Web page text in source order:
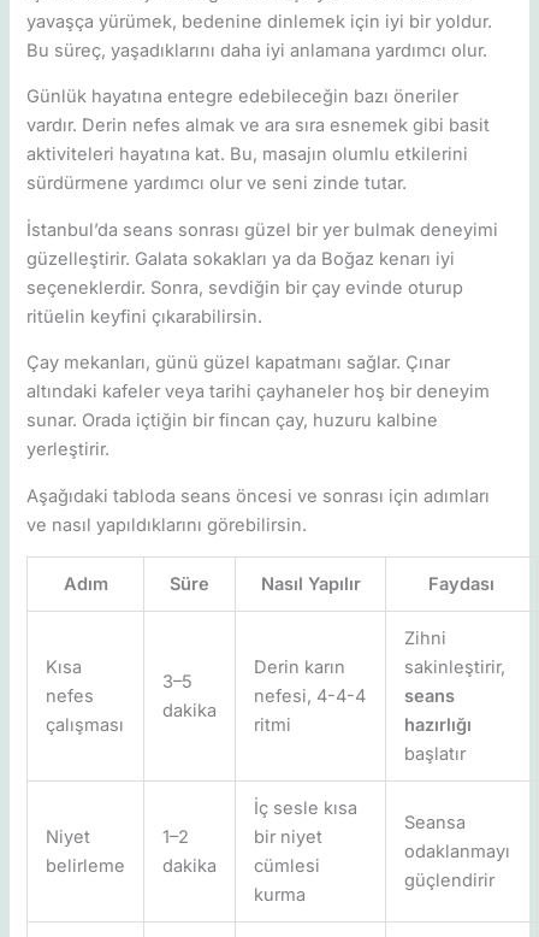
yavaşça yürümek, bedenine dinlemek için iyi bir yoldur.
Bu süreç, yaşadıklarını daha iyi anlamana yardımcı olur.
Günlük hayatına entegre edebileceğin bazı öneriler
vardır. Derin nefes almak ve ara sıra esnemek gibi basit
aktiviteleri hayatına kat. Bu, masajın olumlu etkilerini
sürdürmene yardımcı olur ve seni zinde tutar.
İstanbul’da seans sonrası güzel bir yer bulmak deneyimi
güzelleştirir. Galata sokakları ya da Boğaz kenarı iyi
seçeneklerdir. Sonra, sevdiğin bir çay evinde oturup
ritüelin keyfini çıkarabilirsin.
Çay mekanları, günü güzel kapatmanı sağlar. Çınar
altındaki kafeler veya tarihi çayhaneler hoş bir deneyim
sunar. Orada içtiğin bir fincan çay, huzuru kalbine
yerleştirir.
Aşağıdaki tabloda seans öncesi ve sonrası için adımları
ve nasıl yapıldıklarını görebilirsin.
Adım Süre Nasıl Yapılır Faydası
Kısa
nefes
çalışması
3–5
dakika
Derin karın
nefesi, 4-4-4
ritmi
Zihni
sakinleştirir,
seans
hazırlığı
başlatır
Niyet
belirleme
1–2
dakika
İç sesle kısa
bir niyet
cümlesi
kurma
Seansa
odaklanmayı
güçlendirir